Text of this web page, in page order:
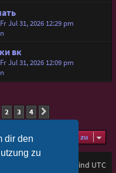
dir den
zu
Fr Jul 31, 2026 12:29 pm
вк
Fr Jul 31, 2026 12:09 pm
2 3 4
Gehe zu
Alle Zeiten sind UTC